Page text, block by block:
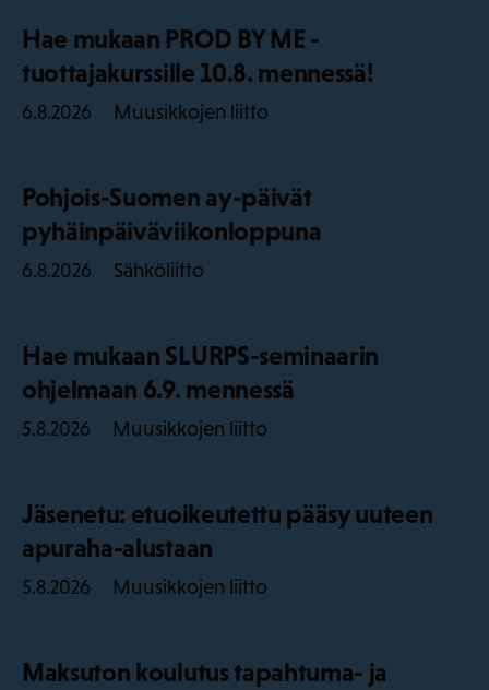
Hae mukaan PROD BY ME -
tuottajakurssille 10.8. mennessä!
6.8.2026 Muusikkojen liitto
Pohjois-Suomen ay-päivät
pyhäinpäiväviikonloppuna
6.8.2026 Sähköliitto
Hae mukaan SLURPS-seminaarin
ohjelmaan 6.9. mennessä
5.8.2026 Muusikkojen liitto
Jäsenetu: etuoikeutettu pääsy uuteen
apuraha-alustaan
5.8.2026 Muusikkojen liitto
Maksuton koulutus tapahtuma- ja